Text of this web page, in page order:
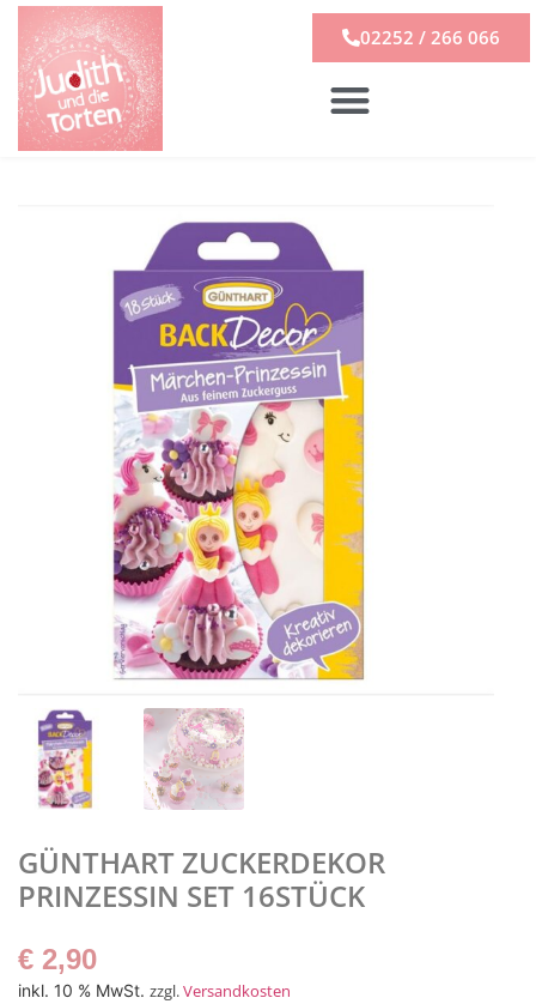
02252 / 266 066
GÜNTHART ZUCKERDEKOR
PRINZESSIN SET 16STÜCK
€ 2,90
inkl. 10 % MwSt. zzgl.Versandkosten